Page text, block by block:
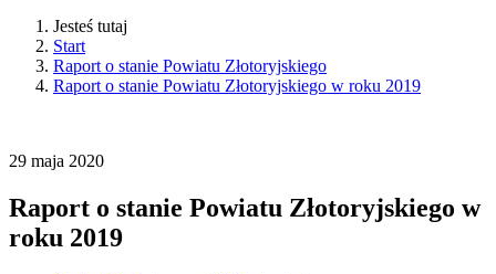
Jesteś tutaj
Start
Raport o stanie Powiatu Złotoryjskiego
Raport o stanie Powiatu Złotoryjskiego w roku 2019
29 maja 2020
Raport o stanie Powiatu Złotoryjskiego w
roku 2019